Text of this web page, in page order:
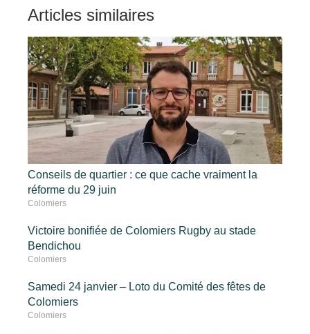
Articles similaires
Conseils de quartier : ce que cache vraiment la
réforme du 29 juin
Colomiers
Victoire bonifiée de Colomiers Rugby au stade
Bendichou
Colomiers
Samedi 24 janvier – Loto du Comité des fêtes de
Colomiers
Colomiers